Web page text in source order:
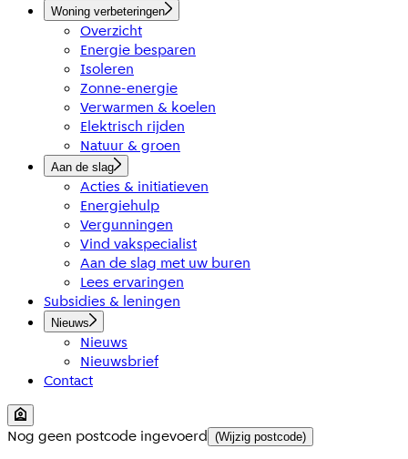
Woning verbeteringen
Overzicht
Energie besparen
Isoleren
Zonne-energie
Verwarmen & koelen
Elektrisch rijden
Natuur & groen
Aan de slag
Acties & initiatieven
Energiehulp
Vergunningen
Vind vakspecialist
Aan de slag met uw buren
Lees ervaringen
Subsidies & leningen
Nieuws
Nieuws
Nieuwsbrief
Contact
Nog geen postcode ingevoerd (Wijzig postcode)